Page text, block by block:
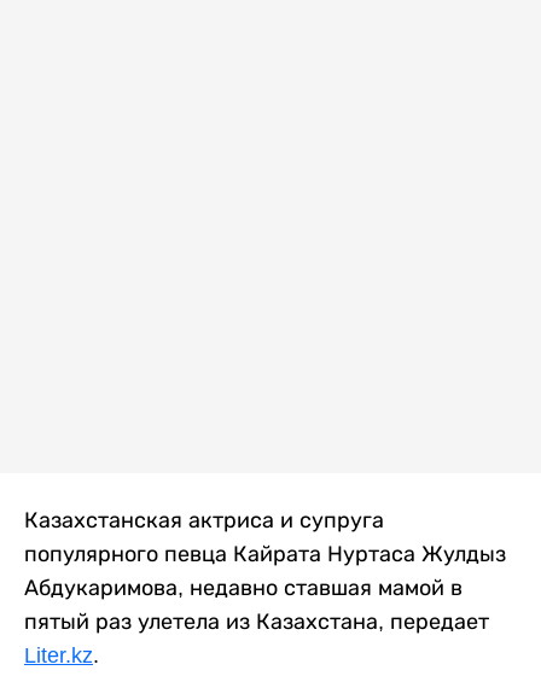
Казахстанская актриса и супруга
популярного певца Кайрата Нуртаса Жулдыз
Абдукаримова, недавно ставшая мамой в
пятый раз улетела из Казахстана, передает
Liter.kz.